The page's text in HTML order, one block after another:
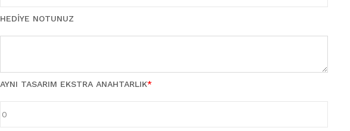
HEDIYE NOTUNUZ
AYNI TASARIM EKSTRA ANAHTARLIK*